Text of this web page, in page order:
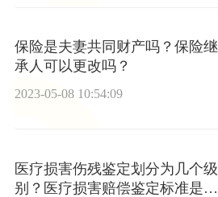
保险是夫妻共同财产吗？保险继
承人可以更改吗？
2023-05-08 10:54:09
医疗损害伤残鉴定划分为几个级
别？医疗损害赔偿鉴定标准是多